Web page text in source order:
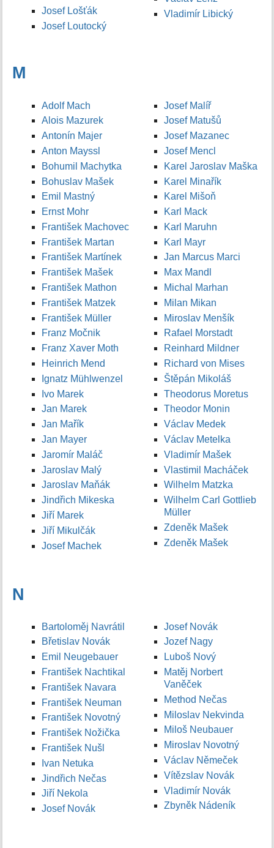
Josef Lošťák
Josef Loutocký
Vladimír Libický
M
Adolf Mach
Alois Mazurek
Antonín Majer
Anton Mayssl
Bohumil Machytka
Bohuslav Mašek
Emil Mastný
Ernst Mohr
František Machovec
František Martan
František Martínek
František Mašek
František Mathon
František Matzek
František Müller
Franz Močnik
Franz Xaver Moth
Heinrich Mend
Ignatz Mühlwenzel
Ivo Marek
Jan Marek
Jan Mařík
Jan Mayer
Jaromír Maláč
Jaroslav Malý
Jaroslav Maňák
Jindřich Mikeska
Jiří Marek
Jiří Mikulčák
Josef Machek
Josef Malíř
Josef Matušů
Josef Mazanec
Josef Mencl
Karel Jaroslav Maška
Karel Minařík
Karel Mišoň
Karl Mack
Karl Maruhn
Karl Mayr
Jan Marcus Marci
Max Mandl
Michal Marhan
Milan Mikan
Miroslav Menšík
Rafael Morstadt
Reinhard Mildner
Richard von Mises
Štěpán Mikoláš
Theodorus Moretus
Theodor Monin
Václav Medek
Václav Metelka
Vladimír Mašek
Vlastimil Macháček
Wilhelm Matzka
Wilhelm Carl Gottlieb
Müller
Zdeněk Mašek
Zdeněk Mašek
N
Bartoloměj Navrátil
Břetislav Novák
Emil Neugebauer
František Nachtikal
František Navara
František Neuman
František Novotný
František Nožička
František Nušl
Ivan Netuka
Jindřich Nečas
Jiří Nekola
Josef Novák
Josef Novák
Jozef Nagy
Luboš Nový
Matěj Norbert
Vaněček
Method Nečas
Miloslav Nekvinda
Miloš Neubauer
Miroslav Novotný
Václav Němeček
Vítězslav Novák
Vladimír Novák
Zbyněk Nádeník